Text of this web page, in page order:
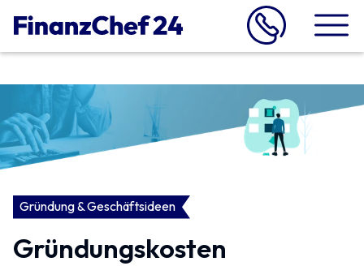
Gründung & Geschäftsideen
Gründungskosten